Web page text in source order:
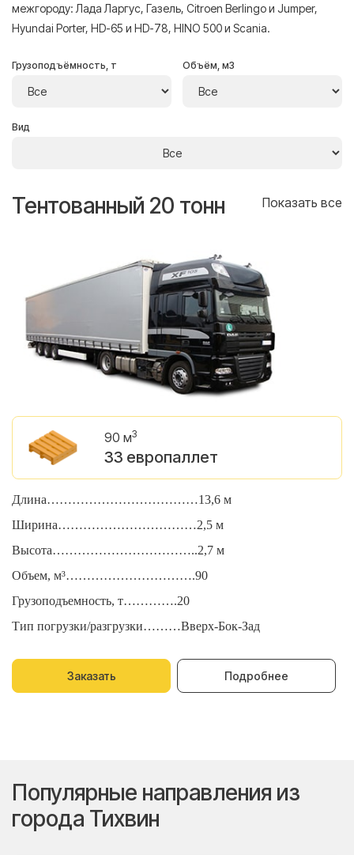
межгороду: Лада Ларгус, Газель, Citroen Berlingo и Jumper,
Hyundai Porter, HD-65 и HD-78, HINO 500 и Scania.
Грузоподъёмность, т Объём, м3
Вид
Тентованный 20 тонн Показать все
90 м3
33 европаллет
Длина………………………………13,6 м
Ширина……………………………2,5 м
Высота……………………………..2,7 м
Объем, м³………………………….90
Грузоподъемность, т………….20
Тип погрузки/разгрузки………Вверх-Бок-Зад
Заказать Подробнее
Популярные направления из
города Тихвин